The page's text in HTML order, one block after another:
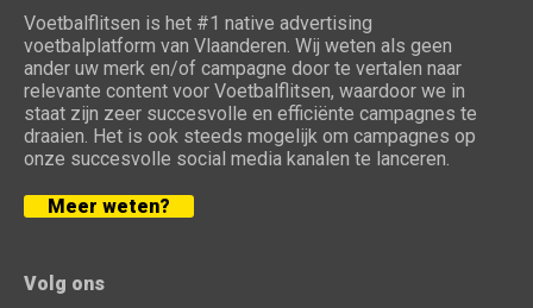
Voetbalflitsen is het #1 native advertising
voetbalplatform van Vlaanderen. Wij weten als geen
ander uw merk en/of campagne door te vertalen naar
relevante content voor Voetbalflitsen, waardoor we in
staat zijn zeer succesvolle en efficiënte campagnes te
draaien. Het is ook steeds mogelijk om campagnes op
onze succesvolle social media kanalen te lanceren.
Meer weten?
Volg ons